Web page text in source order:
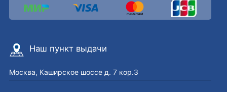
Наш пункт выдачи
Москва, Каширское шоссе д. 7 кор.3